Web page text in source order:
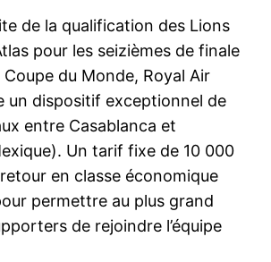
de la qualification des Lions
pour les seizièmes de finale
Coupe du Monde, Royal Air
un dispositif exceptionnel de
entre Casablanca et
Un tarif fixe de 10 000
en classe économique
permettre au plus grand
de rejoindre l’équipe